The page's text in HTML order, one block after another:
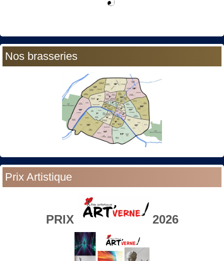
Nos brasseries
Prix Artistique
PRIX 2026